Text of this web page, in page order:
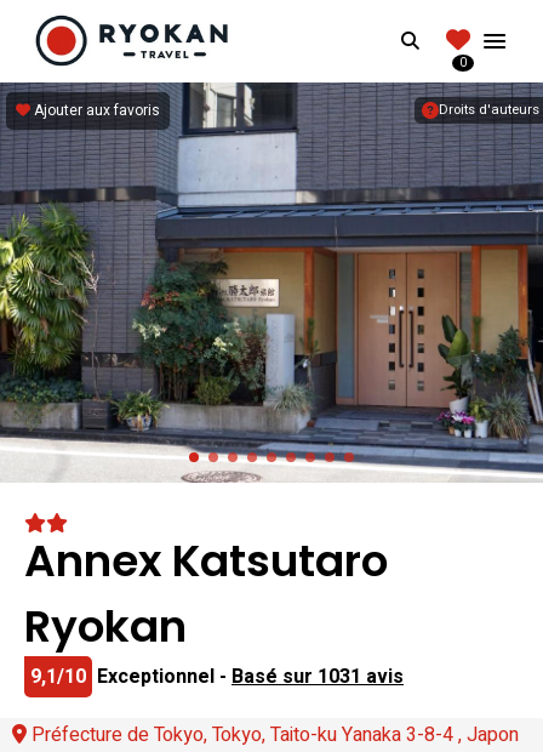
RYOKANTRAVEL
Vivez l'expérience authentique d'un Ryokan
Search
0
Droits d'auteurs
Ajouter aux favoris
Annex Katsutaro
Ryokan
9,1/10 Exceptionnel - Basé sur 1031 avis
Préfecture de Tokyo, Tokyo, Taito-ku Yanaka 3-8-4 , Japon